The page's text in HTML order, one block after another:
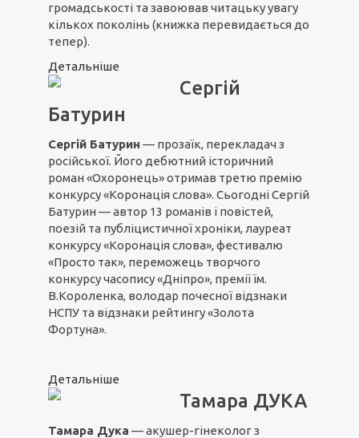
громадськості та завоював читацьку увагу
кількох поколінь (книжка перевидається до
тепер).
Детальніше
Сергій
Батурин
Сергій Батурин — прозаїк, перекладач з
російської. Його дебютний історичний
роман «Охоронець» отримав третю премію
конкурсу «Коронація слова». Сьогодні Сергій
Батурин — автор 13 романів і повістей,
поезій та публіцистичної хроніки, лауреат
конкурсу «Коронація слова», фестивалю
«Просто так», переможець творчого
конкурсу часопису «Дніпро», премії їм.
В.Короленка, володар почесної відзнаки
НСПУ та відзнаки рейтингу «Золота
Фортуна».
Детальніше
Тамара ДУКА
Тамара Дука — акушер-гінеколог з